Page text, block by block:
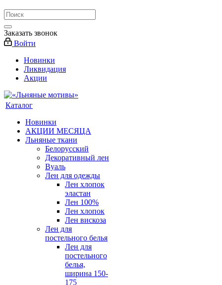
Заказать звонок
Войти
Новинки
Ликвидация
Акции
Каталог
Новинки
АКЦИИ МЕСЯЦА
Льняные ткани
Белорусский
Декоративный лен
Вуаль
Лен для одежды
Лен хлопок
эластан
Лен 100%
Лен хлопок
Лен вискоза
Лен для
постельного белья
Лен для
постельного
белья,
ширина 150-
175